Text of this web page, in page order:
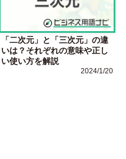
「二次元」と「三次元」の違
いは？それぞれの意味や正し
い使い方を解説
2024/1/20